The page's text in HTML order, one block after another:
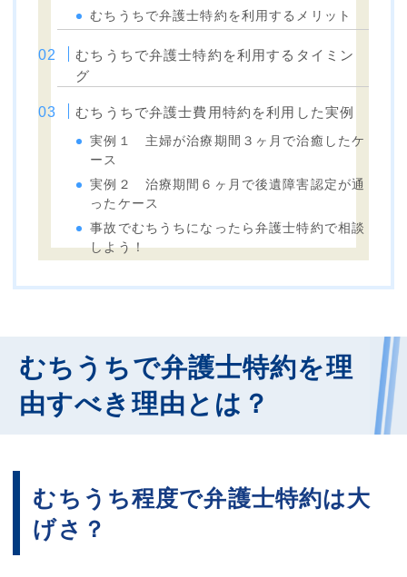
むちうちで弁護士特約を利用するメリット
むちうちで弁護士特約を利用するタイミン
グ
むちうちで弁護士費用特約を利用した実例
実例１ 主婦が治療期間３ヶ月で治癒したケ
ース
実例２ 治療期間６ヶ月で後遺障害認定が通
ったケース
事故でむちうちになったら弁護士特約で相談
しよう！
むちうちで弁護士特約を理
由すべき理由とは？
むちうち程度で弁護士特約は大
げさ？